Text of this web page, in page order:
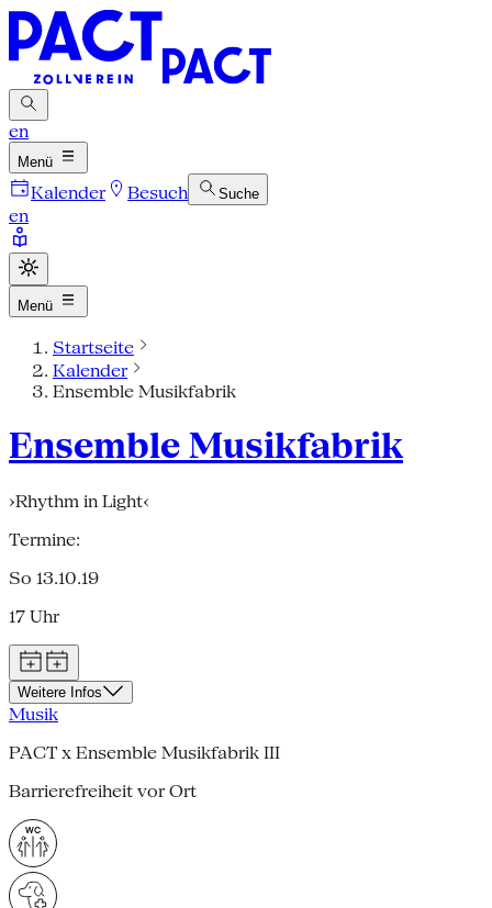
en
Menü
Kalender Besuch Suche
en
Menü
Startseite
Kalender
Ensemble Musikfabrik
Ensemble Musikfabrik
›Rhythm in Light‹
Termine:
So 13.10.19
17 Uhr
Weitere Infos
Musik
PACT x Ensemble Musikfabrik III
Barrierefreiheit vor Ort